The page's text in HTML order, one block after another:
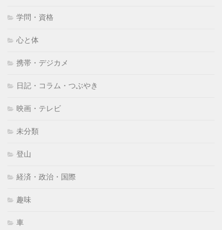
学問・資格
心と体
携帯・デジカメ
日記・コラム・つぶやき
映画・テレビ
未分類
登山
経済・政治・国際
趣味
車